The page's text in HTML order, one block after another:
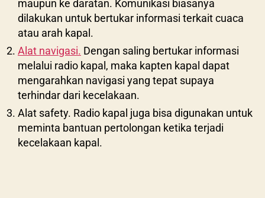
maupun ke daratan. Komunikasi biasanya
dilakukan untuk bertukar informasi terkait cuaca
atau arah kapal.
Alat navigasi. Dengan saling bertukar informasi
melalui radio kapal, maka kapten kapal dapat
mengarahkan navigasi yang tepat supaya
terhindar dari kecelakaan.
Alat safety. Radio kapal juga bisa digunakan untuk
meminta bantuan pertolongan ketika terjadi
kecelakaan kapal.